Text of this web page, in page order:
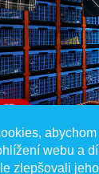
webu a
zlepšovali